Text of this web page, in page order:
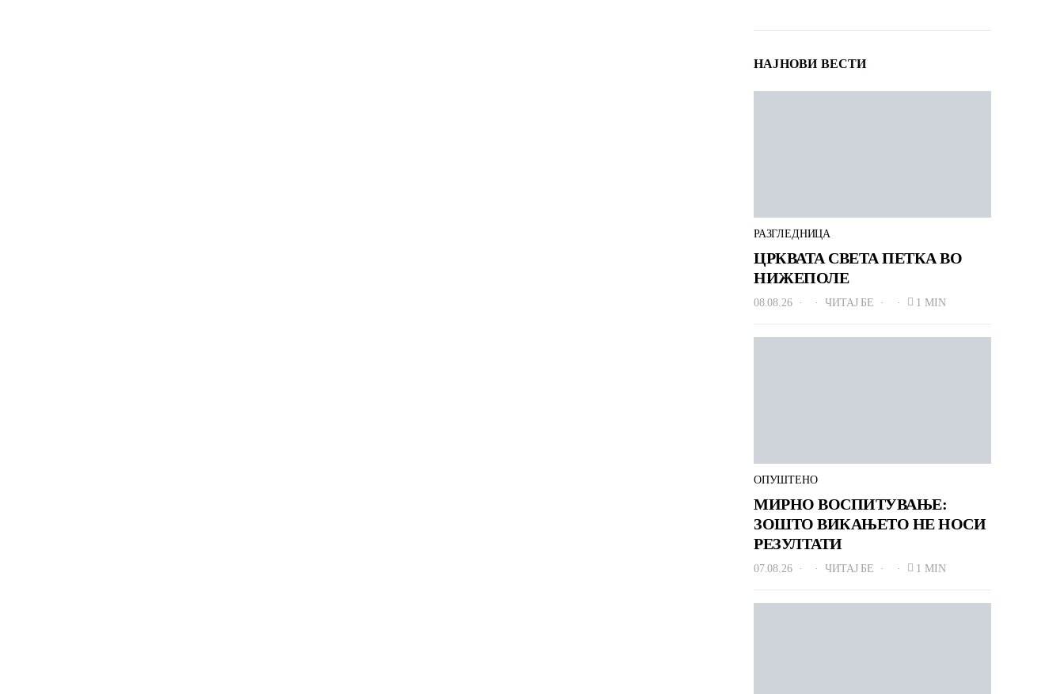
НАЈНОВИ ВЕСТИ
РАЗГЛЕДНИЦА
ЦРКВАТА СВЕТА ПЕТКА ВО
НИЖЕПОЛЕ
08.08.26 ЧИТАЈ БЕ 1 MIN
ОПУШТЕНО
МИРНО ВОСПИТУВАЊЕ:
ЗОШТО ВИКАЊЕТО НЕ НОСИ
РЕЗУЛТАТИ
07.08.26 ЧИТАЈ БЕ 1 MIN